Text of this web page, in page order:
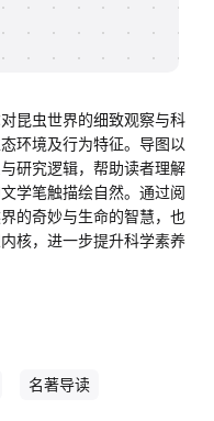
昆虫世界的细致观察与科
环境及行为特征。导图以
研究逻辑，帮助读者理解
学笔触描绘自然。通过阅
的奇妙与生命的智慧，也
核，进一步提升科学素养
名著导读